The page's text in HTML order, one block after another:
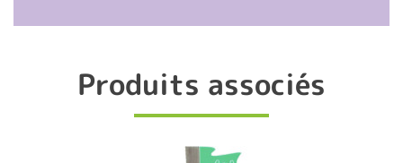
Produits associés